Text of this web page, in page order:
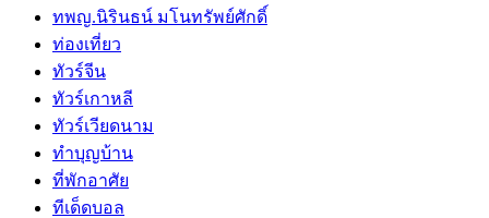
ทพญ.นิรินธน์ มโนทรัพย์ศักดิ์
ท่องเที่ยว
ทัวร์จีน
ทัวร์เกาหลี
ทัวร์เวียดนาม
ทำบุญบ้าน
ที่พักอาศัย
ทีเด็ดบอล